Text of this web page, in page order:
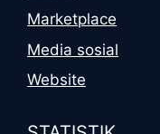
Marketplace
Media sosial
Website